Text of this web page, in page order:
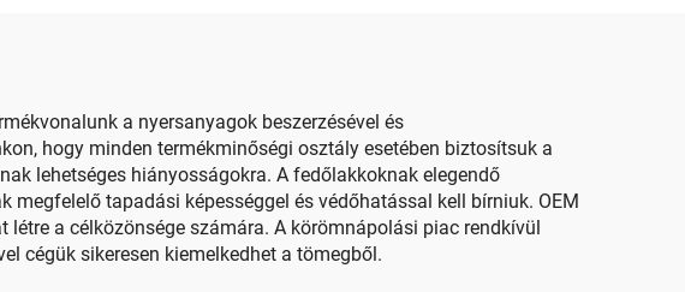
a nyersanyagok beszerzésével és
hogy minden termékminőségi osztály esetében biztosítsuk a
lehetséges hiányosságokra. A fedőlakkoknak elegendő
tapadási képességgel és védőhatással kell bírniuk. OEM
a célközönsége számára. A körömnápolási piac rendkívül
cégük sikeresen kiemelkedhet a tömegből.